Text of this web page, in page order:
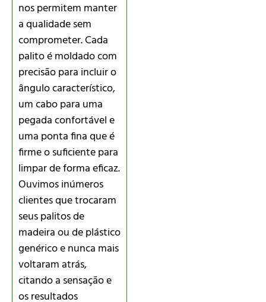
nos permitem manter
a qualidade sem
comprometer. Cada
palito é moldado com
precisão para incluir o
ângulo característico,
um cabo para uma
pegada confortável e
uma ponta fina que é
firme o suficiente para
limpar de forma eficaz.
Ouvimos inúmeros
clientes que trocaram
seus palitos de
madeira ou de plástico
genérico e nunca mais
voltaram atrás,
citando a sensação e
os resultados